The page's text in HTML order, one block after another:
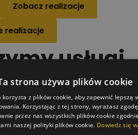
Zobacz realizacje
realizacje
usługi
całego
strona używa plików cookie
korzysta z plików cookie, aby zapewnić lepszą
Korzystając z tej strony, wyrażasz
przez nas wszystkich plików cookie
naszej polityki plików cookie. Dowiedz się